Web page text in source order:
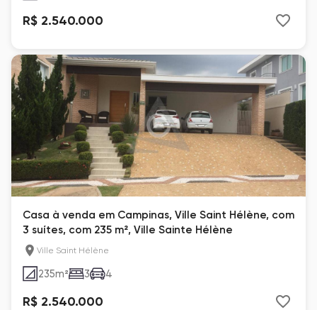
R$ 2.540.000
Casa à venda em Campinas, Ville Saint Hélène, com
3 suítes, com 235 m², Ville Sainte Hélène
Ville Saint Hélène
235m² 3 4
R$ 2.540.000